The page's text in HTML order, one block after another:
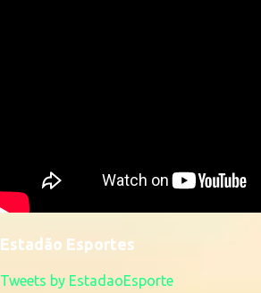
Estadão Esportes
Tweets by EstadaoEsporte